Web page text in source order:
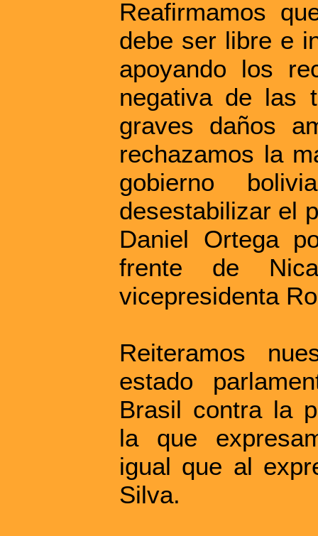
Reafirmamos
debe ser libre e
apoyando los
negativa de las
graves daños
rechazamos la
gobierno
desestabilizar el
Daniel Ortega
frente de
vicepresidenta
Reiteramos
estado
Brasil contra la
la que
igual que al
Silva.